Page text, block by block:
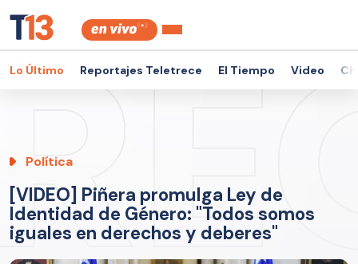
Lo Último Reportajes Teletrece El Tiempo Video
Política
[VIDEO] Piñera promulga Ley de
Identidad de Género: "Todos somos
iguales en derechos y deberes"